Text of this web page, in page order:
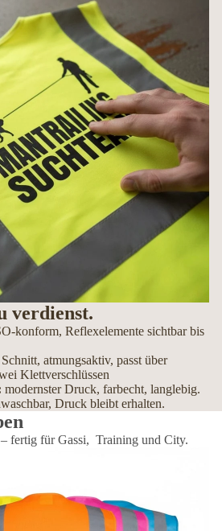
verdienst.
konform, Reflexelemente sichtbar bis
atmungsaktiv, passt über
Klettverschlüssen
modernster Druck, farbecht, langlebig.
Druck bleibt erhalten.
fertig für Gassi, Training und City.